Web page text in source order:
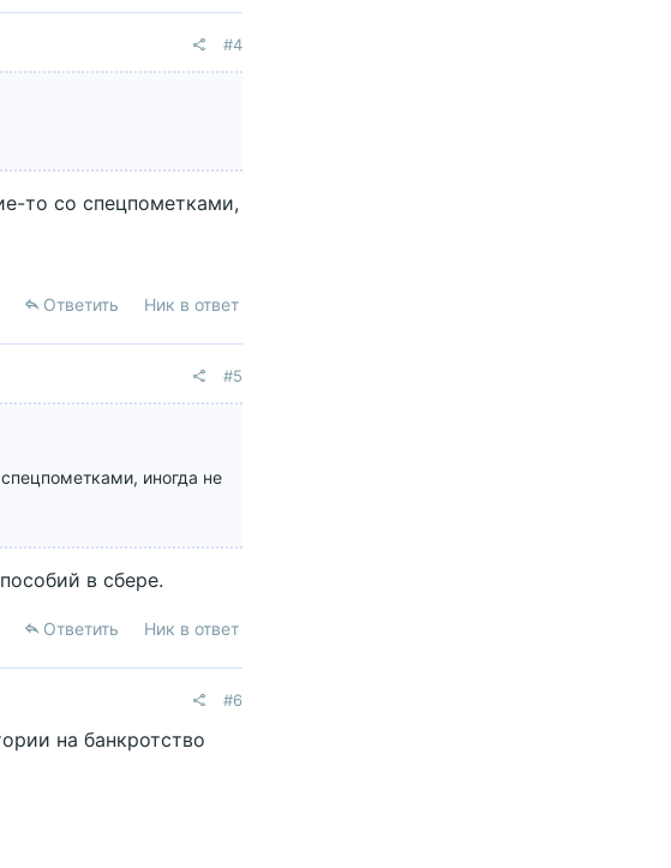
#4
то со спецпометками,
Ответить Ник в ответ
#5
иногда не
в сбере.
Ответить Ник в ответ
#6
на банкротство